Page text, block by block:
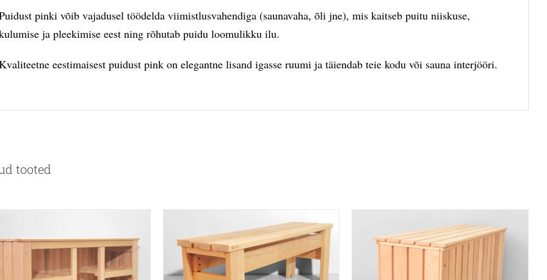
pinki võib vajadusel töödelda viimistlusvahendiga (saunavaha, õli jne), mis kaitseb puitu niiskuse,
ja pleekimise eest ning rõhutab puidu loomulikku ilu.
eestimaisest puidust pink on elegantne lisand igasse ruumi ja täiendab teie kodu või sauna interjööri.
tooted